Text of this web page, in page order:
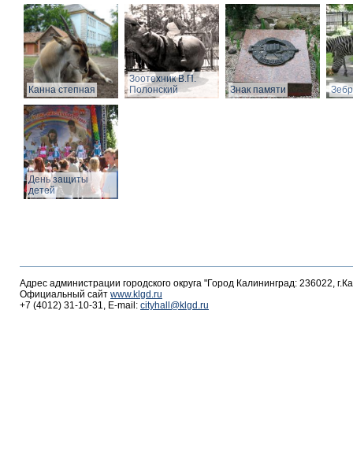
Канна степная
Зоотехник В.П.
Полонский
Знак памяти
День защиты
детей
Адрес администрации городского округа "Город Калининград: 236022,
Официальный сайт www.klgd.ru
+7 (4012) 31-10-31, E-mail: cityhall@klgd.ru